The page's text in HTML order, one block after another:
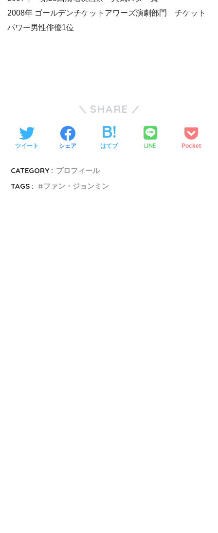
2008年 ゴールデンチケットアワーズ演劇部門 チケット
パワー男性俳優1位
SHARE
ツイート シェア はてブ LINE Pocket
CATEGORY : プロフィール
TAGS :
ファン・ジョンミン